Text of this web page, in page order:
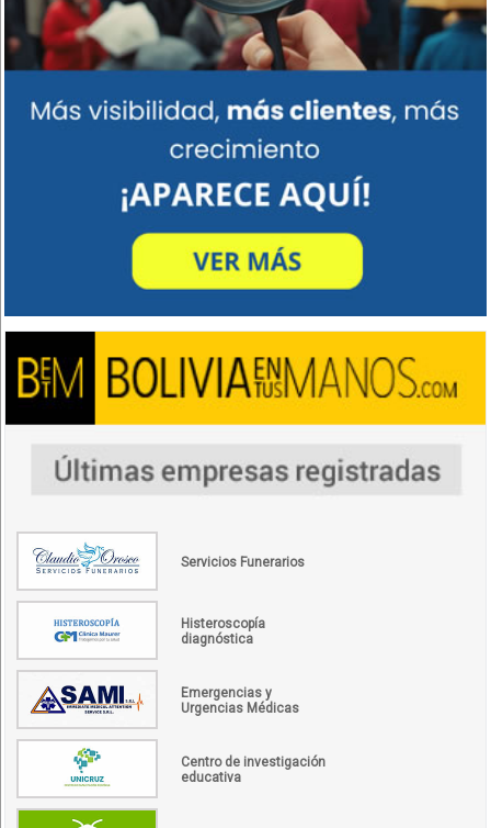
Servicios Funerarios
Histeroscopía
diagnóstica
Emergencias y
Urgencias Médicas
Centro de investigación
educativa